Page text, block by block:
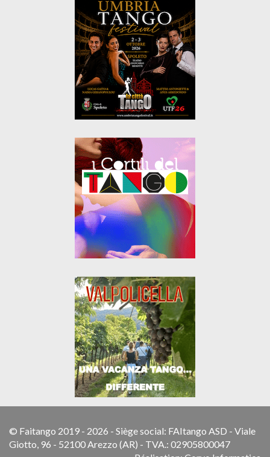
© Faitango 2019 - 2026 - Siège social: FAItango ASD - Viale
Giotto, 96 - 52100 Arezzo (AR) - TVA.: 02905800047